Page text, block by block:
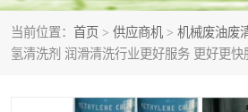
当前位置： 首页 > 供应商机 > 机械废油废
氢清洗剂 润滑清洗行业更好服务 更好更快
碳氢二氯回收 回